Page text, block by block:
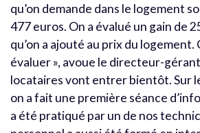
qu’on demande dans le logement
477 euros. On a évalué un gain de
qu’on a ajouté au prix du logement.
évaluer », avoue le directeur-
locataires vont entrer bientôt. Sur
on a fait une première séance
a été pratiqué par un de nos